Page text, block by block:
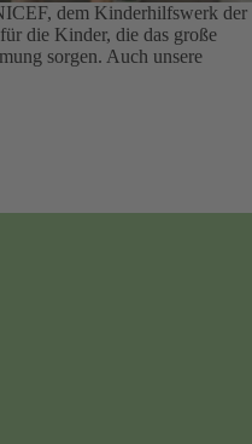
dem Kinderhilfswerk der
die Kinder, die das große
sorgen. Auch unsere